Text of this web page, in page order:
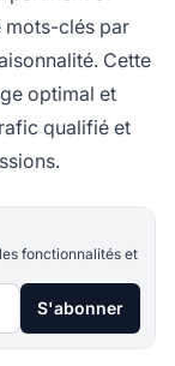
mots-clés par
Cette
optimal et
qualifié et
fonctionnalités et
S'abonner